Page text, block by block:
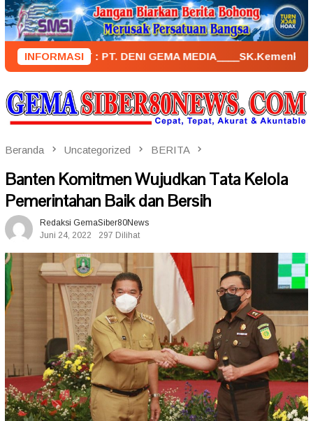
Loncat
ke
konten
INFORMASI
: PT. DENI GEMA MEDIA____SK.KemenkumHam :
Beranda Uncategorized BERITA
Banten Komitmen Wujudkan Tata Kelola
Pemerintahan Baik dan Bersih
Redaksi GemaSiber80News
Juni 24, 2022
297 Dilihat